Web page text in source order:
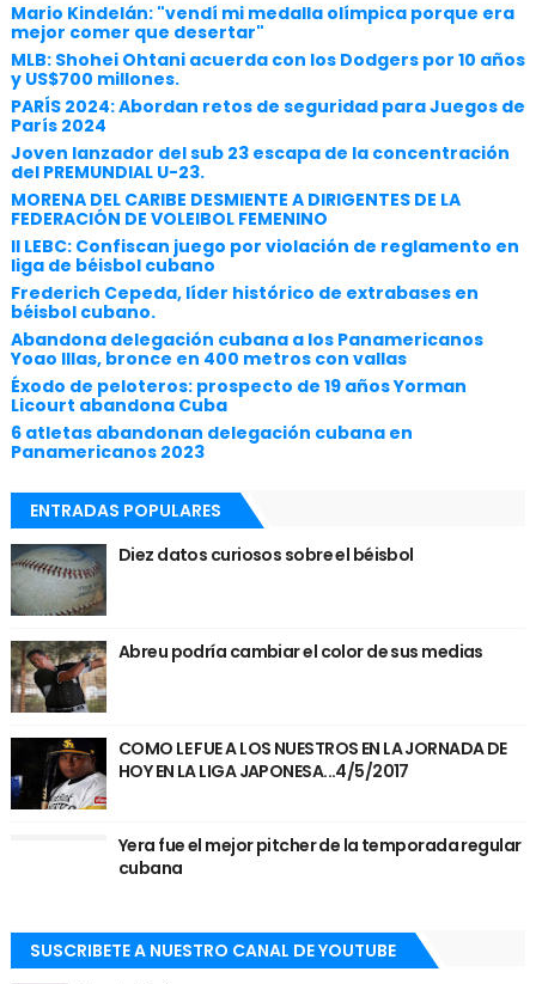
Mario Kindelán: "vendí mi medalla olímpica porque era
mejor comer que desertar"
MLB: Shohei Ohtani acuerda con los Dodgers por 10 años
y US$700 millones.
PARÍS 2024: Abordan retos de seguridad para Juegos de
París 2024
Joven lanzador del sub 23 escapa de la concentración
del PREMUNDIAL U-23.
MORENA DEL CARIBE DESMIENTE A DIRIGENTES DE LA
FEDERACIÓN DE VOLEIBOL FEMENINO
II LEBC: Confiscan juego por violación de reglamento en
liga de béisbol cubano
Frederich Cepeda, líder histórico de extrabases en
béisbol cubano.
Abandona delegación cubana a los Panamericanos
Yoao Illas, bronce en 400 metros con vallas
Éxodo de peloteros: prospecto de 19 años Yorman
Licourt abandona Cuba
6 atletas abandonan delegación cubana en
Panamericanos 2023
ENTRADAS POPULARES
Diez datos curiosos sobre el béisbol
Abreu podría cambiar el color de sus medias
COMO LE FUE A LOS NUESTROS EN LA JORNADA DE
HOY EN LA LIGA JAPONESA...4/5/2017
Yera fue el mejor pitcher de la temporada regular
cubana
SUSCRIBETE A NUESTRO CANAL DE YOUTUBE